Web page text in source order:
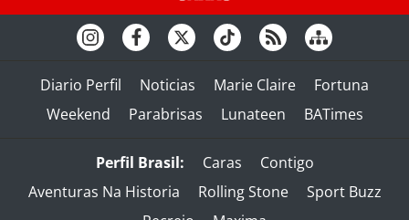
Diario Perfil Noticias Marie Claire
Fortuna
Weekend
Parabrisas Lunateen BATimes
Perfil Brasil: Caras
Contigo
Aventuras Na Historia
Rolling Stone
Sport Buzz